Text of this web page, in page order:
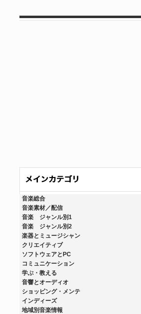
音楽総合
音楽素材／配信
音楽 ジャンル別1
音楽 ジャンル別2
楽器とミュージシャン
クリエイティブ
ソフトウェアとPC
コミュニケーション
学ぶ・教える
音響とオーディオ
ショッピング・メンテ
インディーズ
地域別音楽情報